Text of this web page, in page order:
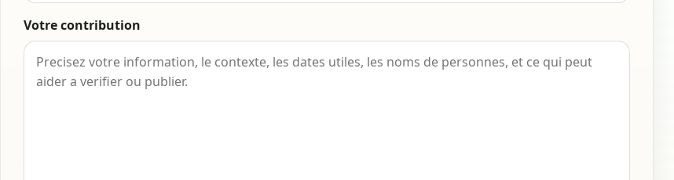
Votre contribution